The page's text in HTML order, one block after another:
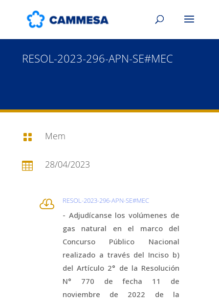
RESOL-2023-296-APN-SE#MEC
 Mem
 28/04/2023
 RESOL-2023-296-APN-SE#MEC
- Adjudícanse los volúmenes de
gas natural en el marco del
Concurso Público Nacional
realizado a través del Inciso b)
del Artículo 2° de la Resolución
N° 770 de fecha 11 de
noviembre de 2022 de la